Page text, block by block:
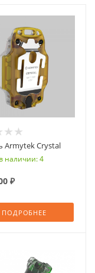
Armytek Crystal
наличии: 4
₽
ПОДРОБНЕЕ